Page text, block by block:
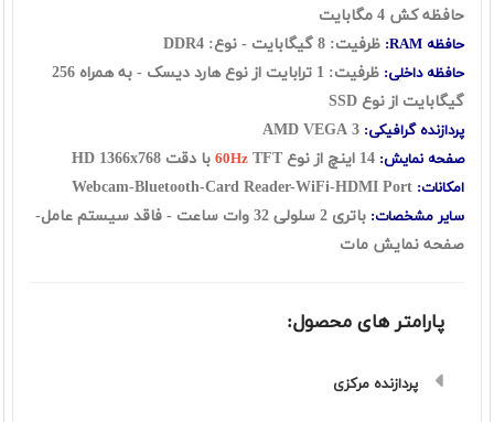
حافظه کش 4 مگابایت
حافظه RAM: ظرفیت: 8 گیگابایت - نوع: DDR4
حافظه داخلی:
ظرفیت: 1 ترابایت از نوع هارد دیسک - به همراه 256
گیگابایت از نوع SSD
پردازنده گرافیکی:
صفحه نمایش: 60Hz TFT با دقت HD 1366x768
امکانات: Webcam-Bluetooth-Card Reader-WiFi-HDMI Port
سایر مشخصات:
باتری 2 سلولی 32 وات ساعت - فاقد سیستم عامل-
صفحه نمایش مات
پارامتر های محصول:
پردازنده مرکزی